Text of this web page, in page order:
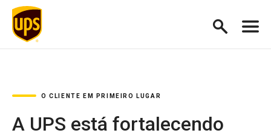
O CLIENTE EM PRIMEIRO LUGAR
A UPS está fortalecendo